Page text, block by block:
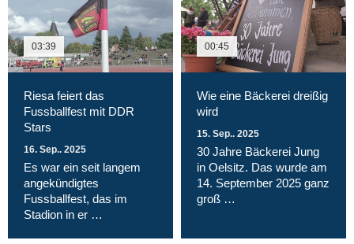
03:39
Riesa feiert das
Fussballfest mit DDR
Stars
16. Sep.. 2025
Es war ein seit langem
angekündigtes
Fussballfest, das im
Stadion in er …
00:45
Wie eine Bäckerei dreißig
wird
15. Sep.. 2025
30 Jahre Bäckerei Jung
in Oelsitz. Das wurde am
14. September 2025 ganz
groß …